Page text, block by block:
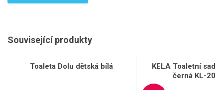
Související produkty
Toaleta Dolu dětská bílá
KELA Toaletní sada
černá KL-